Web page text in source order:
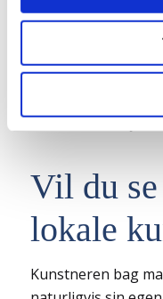
Du kan til enhver tid
tilbage i
fællesskaber som
håber af den
fremover vil give
Stor tak til alle jer
Vil du
lokale
Kunstneren bag